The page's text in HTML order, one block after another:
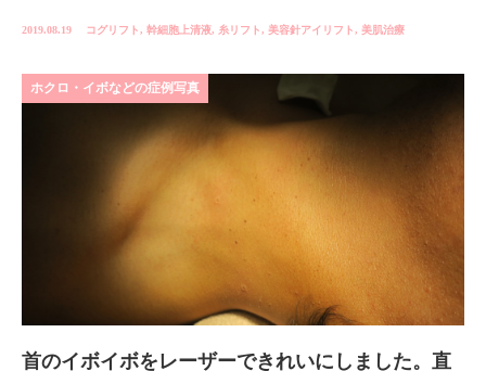
2019.08.19 コグリフト, 幹細胞上清液, 糸リフト, 美容針アイリフト, 美肌治療
ホクロ・イボなどの症例写真
首のイボイボをレーザーできれいにしました。直